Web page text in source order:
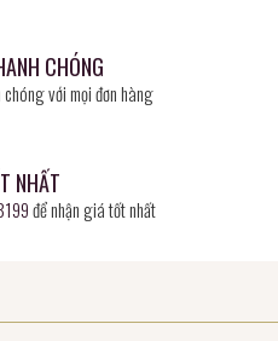
CHÓNG
với mọi đơn hàng
NHẤT
để nhận giá tốt nhất